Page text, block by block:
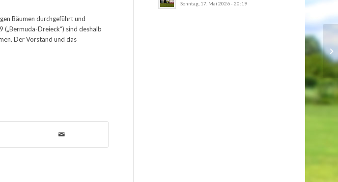
Bäumen durchgeführt und
Dreieck“) sind deshalb
Der Vorstand und das
Sonntag, 17. Mai 2026 - 20:19